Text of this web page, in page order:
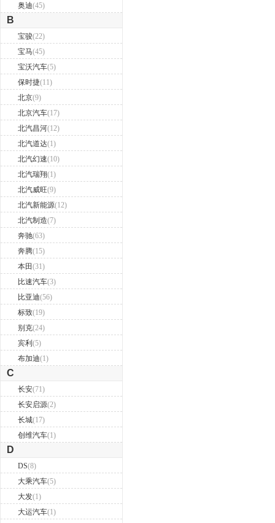
奥迪(45)
B
宝骏(22)
宝马(45)
宝沃汽车(5)
保时捷(11)
北京(9)
北京汽车(17)
北汽昌河(12)
北汽道达(1)
北汽幻速(10)
北汽瑞翔(1)
北汽威旺(9)
北汽新能源(12)
北汽制造(7)
奔驰(63)
奔腾(15)
本田(31)
比速汽车(3)
比亚迪(56)
标致(19)
别克(24)
宾利 (5)
布加迪(1)
C
长安(71)
长安启源(2)
长城(17)
创维汽车(1)
D
DS(8)
大乘汽车(5)
大发(1)
大运汽车(1)